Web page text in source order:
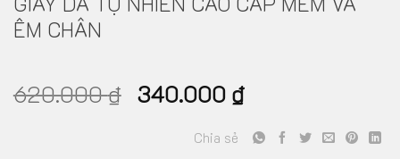
ÊM CHÂN
620.000₫ 340.000 ₫
Chia sẻ